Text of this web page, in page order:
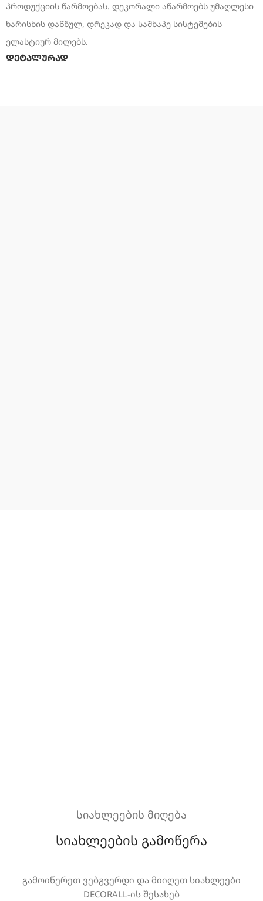
პროდუქციის წარმოებას. დეკორალი აწარმოებს უმაღლესი
ხარისხის დაწნულ, დრეკად და საშხაპე სისტემების
ელასტიურ მილებს.
დეტალურად
სიახლეების მიღება
სიახლეების გამოწერა
გამოიწერეთ ვებგვერდი და მიიღეთ სიახლეები
DECORALL-ის შესახებ